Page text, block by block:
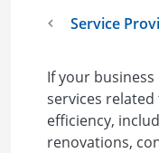
Service
If your
services
efficiency,
renovations,